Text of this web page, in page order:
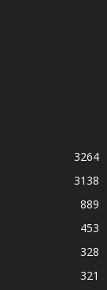
3264
3138
889
453
328
321